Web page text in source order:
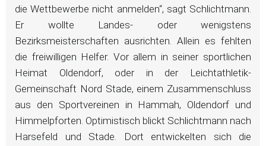
die Wettbewerbe nicht anmelden“, sagt Schlichtmann.
Er wollte Landes- oder wenigstens
Bezirksmeisterschaften ausrichten. Allein es fehlten
die freiwilligen Helfer. Vor allem in seiner sportlichen
Heimat Oldendorf, oder in der Leichtathletik-
Gemeinschaft Nord Stade, einem Zusammenschluss
aus den Sportvereinen in Hammah, Oldendorf und
Himmelpforten. Optimistisch blickt Schlichtmann nach
Harsefeld und Stade. Dort entwickelten sich die